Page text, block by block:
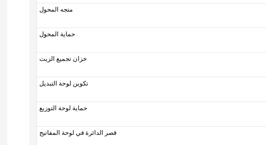
متجه المحول
حماية المحول
خزان تجميع الزيت
تكوين لوحة التبديل
حماية لوحة التوزيع
قصر الدائرة في لوحة المفاتيح